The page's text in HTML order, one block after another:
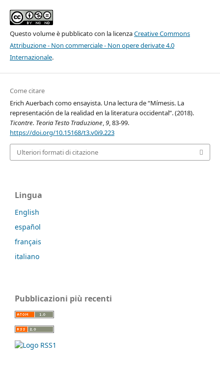
Questo volume è pubblicato con la licenzaCreative Commons
Attribuzione - Non commerciale - Non opere derivate 4.0
Internazionale.
Come citare
Erich Auerbach como ensayista. Una lectura de “Mímesis. La
representación de la realidad en la literatura occidental”. (2018).
Ticontre. Teoria Testo Traduzione,9, 83-99.
https://doi.org/10.15168/t3.v0i9.223
Ulteriori formati di citazione
Lingua
English
español
français
italiano
Pubblicazioni più recenti